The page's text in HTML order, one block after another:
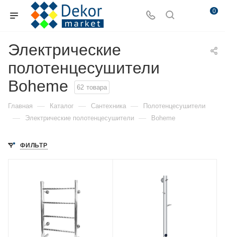
0
Электрические
полотенцесушители
Boheme
62 товара
Главная — Каталог — Сантехника — Полотенцесушители
— Электрические полотенцесушители — Boheme
ФИЛЬТР